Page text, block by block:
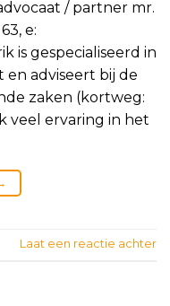
/ partner mr.
e:
is gespecialiseerd in
adviseert bij de
zaken (kortweg:
veel ervaring in het
Laat een reactie achter